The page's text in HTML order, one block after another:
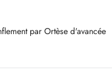
par Ortèse d'avancée